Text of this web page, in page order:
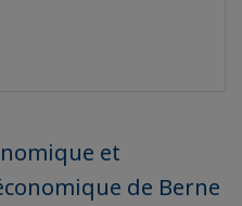
et
de Berne